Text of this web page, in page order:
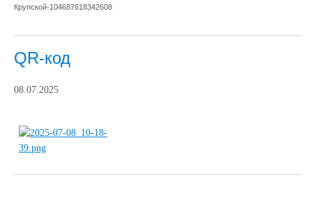
Крупской-104687618342608
QR-код
08.07.2025